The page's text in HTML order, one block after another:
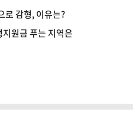
로 감형, 이유는?
원금 푸는 지역은